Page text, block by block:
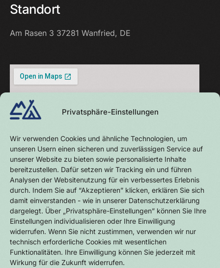
Privatsphäre-Einstellungen
Wir verwenden Cookies und ähnliche Technologien, um
unseren Usern einen sicheren und zuverlässigen Service auf
unserer Website zu bieten sowie personalisierte Inhalte
bereitzustellen. Dafür setzen wir Tracking ein und führen
Analysen der Websitenutzung für ein verbessertes Erlebnis
durch. Indem Sie auf “Akzeptieren” klicken, erklären Sie sich
damit einverstanden - wie in unserer Datenschutzerklärung
dargelegt. Über „Privatsphäre-Einstellungen” können Sie Ihre
Einstellungen individualisieren oder Ihre Einwilligung
widerrufen. Wenn Sie nicht zustimmen, verwenden wir nur
technisch erforderliche Cookies mit wesentlichen
Funktionalitäten. Ihre Einwilligung können Sie jederzeit mit
Wirkung für die Zukunft widerrufen.
Standort
Am Rasen 3 37281 Wanfried, DE